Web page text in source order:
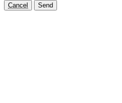
Cancel Send